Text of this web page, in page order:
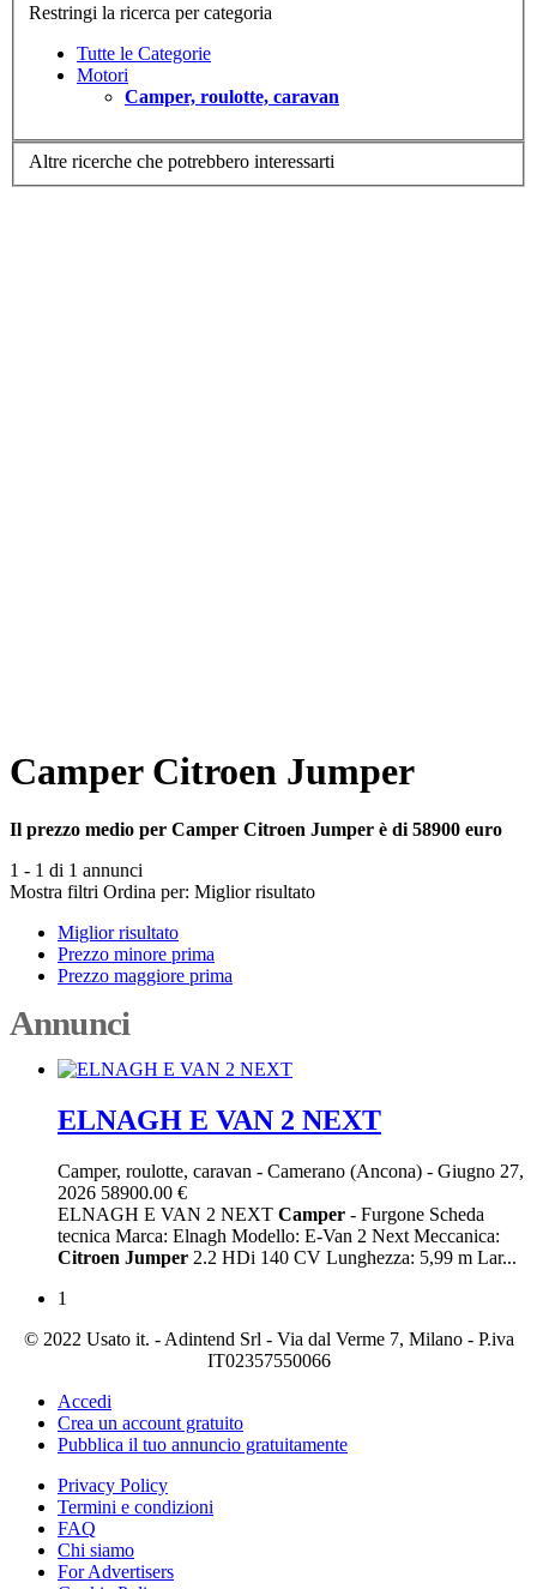
Restringi la ricerca per categoria
Tutte le Categorie
Motori
Camper, roulotte, caravan
Altre ricerche che potrebbero interessarti
Camper Citroen Jumper
Il prezzo medio per Camper Citroen Jumper è di 58900 euro
1 - 1 di 1 annunci
Mostra filtri Ordina per: Miglior risultato
Miglior risultato
Prezzo minore prima
Prezzo maggiore prima
Annunci
ELNAGH E VAN 2 NEXT
Camper, roulotte, caravan - Camerano (Ancona) - Giugno 27,
2026 58900.00 €
ELNAGH E VAN 2 NEXT Camper - Furgone Scheda
tecnica Marca: Elnagh Modello: E-Van 2 Next Meccanica:
Citroen Jumper 2.2 HDi 140 CV Lunghezza: 5,99 m Lar...
1
© 2022 Usato it. - Adintend Srl - Via dal Verme 7, Milano - P.iva
IT02357550066
Accedi
Crea un account gratuito
Pubblica il tuo annuncio gratuitamente
Privacy Policy
Termini e condizioni
FAQ
Chi siamo
For Advertisers